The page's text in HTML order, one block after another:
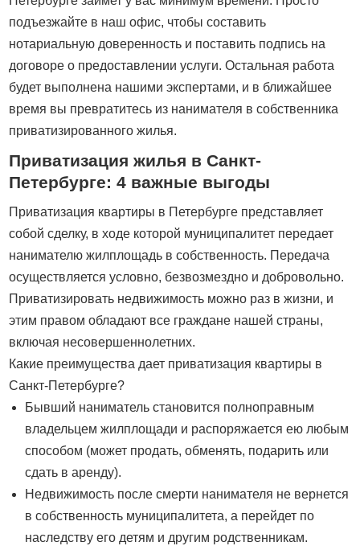
подъезжайте в наш офис, чтобы составить
нотариальную доверенность и поставить подпись на
договоре о предоставлении услуги. Остальная работа
будет выполнена нашими экспертами, и в ближайшее
время вы превратитесь из нанимателя в собственника
приватизированного жилья.
Приватизация жилья в Санкт-
Петербурге: 4 важные выгоды
Приватизация квартиры в Петербурге представляет
собой сделку, в ходе которой муниципалитет передает
нанимателю жилплощадь в собственность. Передача
осуществляется условно, безвозмездно и добровольно.
Приватизировать недвижимость можно раз в жизни, и
этим правом обладают все граждане нашей страны,
включая несовершеннолетних.
Какие преимущества дает приватизация квартиры в
Санкт-Петербурге?
Бывший наниматель становится полноправным
владельцем жилплощади и распоряжается ею любым
способом (может продать, обменять, подарить или
сдать в аренду).
Недвижимость после смерти нанимателя не вернется
в собственность муниципалитета, а перейдет по
наследству его детям и другим родственникам.